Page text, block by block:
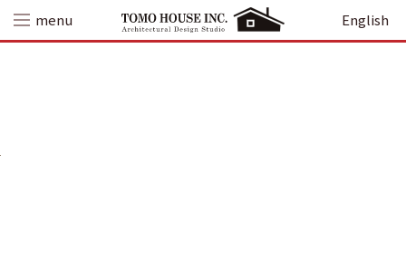
content
menu English